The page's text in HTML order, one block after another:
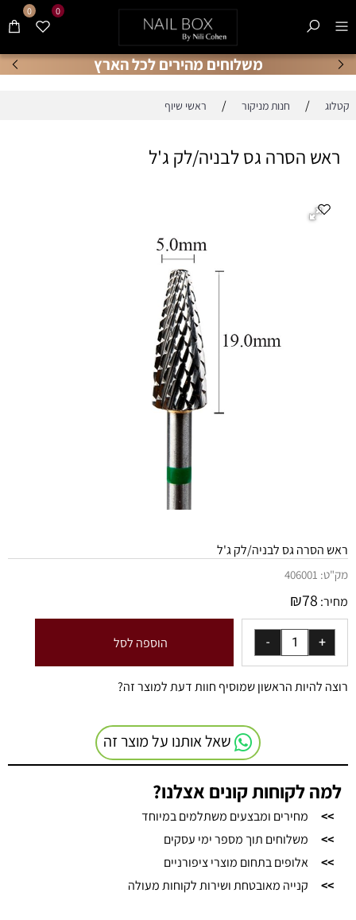
משלוחים מהירים לכל הארץ
0 0
קטלוג / חנות מניקור / ראשי שיוף
ראש הסרה גס לבניה/לק ג'ל
ראש הסרה גס לבניה/לק ג'ל
מק"ט: 406001
מחיר: ₪78
הוספה לסל
רוצה להיות הראשון שמוסיף חוות דעת למוצר זה?
שאל אותנו על מוצר זה
למה לקוחות קונים אצלנו?
>>
מחירים ומבצעים משתלמים במיוחד
>>
משלוחים תוך מספר ימי עסקים
>>
אלופים בתחום מוצרי ציפורניים
>>
קנייה מאובטחת ושירות לקוחות מעולה